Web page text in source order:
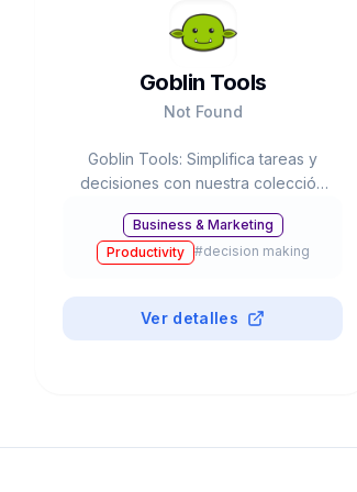
Goblin Tools
Not Found
Goblin Tools: Simplifica tareas y
decisiones con nuestra colección
simples
Business & Marketing
Productivity #decision making
Ver detalles